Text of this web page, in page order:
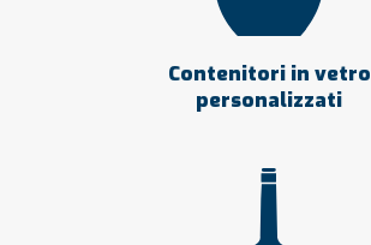
Contenitori in vetro
personalizzati